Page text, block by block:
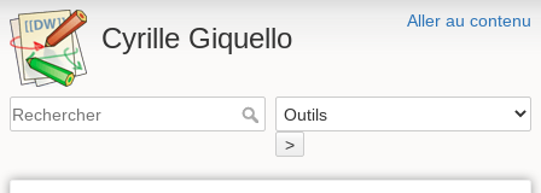
Aller au contenu
Cyrille Giquello
>